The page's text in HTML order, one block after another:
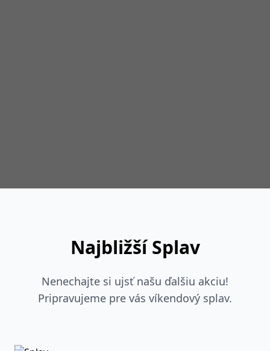
Najbližší Splav
Nenechajte si ujsť našu ďalšiu akciu!
Pripravujeme pre vás víkendový splav.